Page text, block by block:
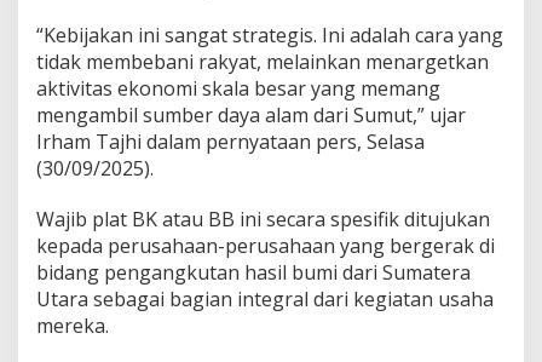
a
s
t
r
u
k
S
u
m
t
“Kebijakan ini sangat strategis. Ini adalah cara yang
tidak membebani rakyat, melainkan menargetkan
aktivitas ekonomi skala besar yang memang
mengambil sumber daya alam dari Sumut,” ujar
Irham Tajhi dalam pernyataan pers, Selasa
(30/09/2025).
​Wajib plat BK atau BB ini secara spesifik ditujukan
kepada perusahaan-perusahaan yang bergerak di
bidang pengangkutan hasil bumi dari Sumatera
Utara sebagai bagian integral dari kegiatan usaha
mereka.